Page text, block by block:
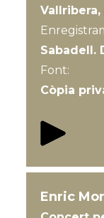
Sabadell.
Font:
Còpia
Enric